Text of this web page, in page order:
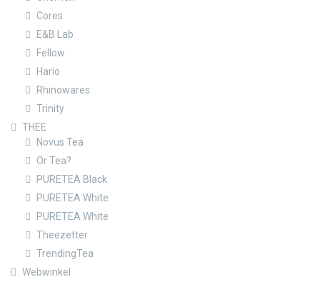
Cores
E&B Lab
Fellow
Hario
Rhinowares
Trinity
THEE
Novus Tea
Or Tea?
PURETEA Black
PURETEA White
PURETEA White
Theezetter
TrendingTea
Webwinkel